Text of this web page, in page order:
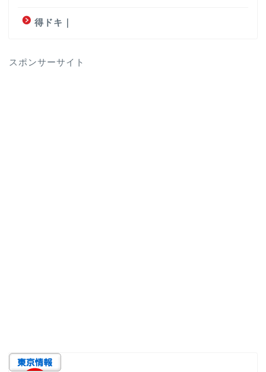
得ドキ｜
スポンサーサイト